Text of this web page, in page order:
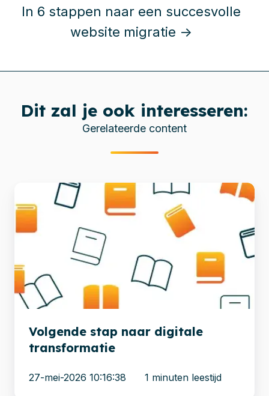
In 6 stappen naar een succesvolle
website migratie →
Dit zal je ook interesseren:
Gerelateerde content
Volgende
stap
naar
transformatie
Volgende stap naar digitale
transformatie
27-mei-2026 10:16:38 1 minuten leestijd